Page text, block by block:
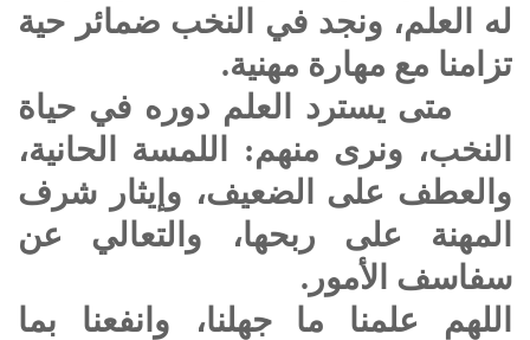
له العلم، ونجد في النخب ضمائر حية
تزامنا مع مهارة مهنية.
متى يسترد العلم دوره في حياة
النخب، ونرى منهم: اللمسة الحانية،
والعطف على الضعيف، وإيثار شرف
المهنة على ربحها، والتعالي عن
سفاسف الأمور.
اللهم علمنا ما جهلنا، وانفعنا بما